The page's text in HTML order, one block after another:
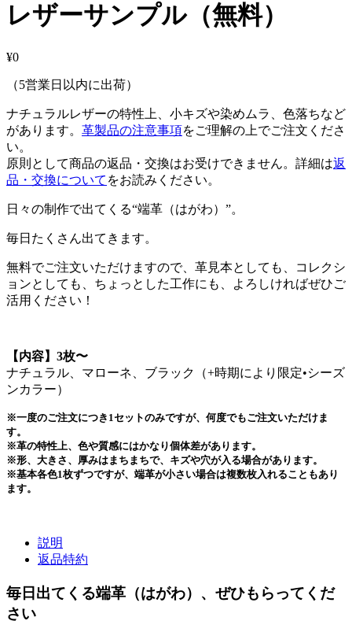
レザーサンプル（無料）
¥0
（5営業日以内に出荷）
ナチュラルレザーの特性上、小キズや染めムラ、色落ちなど
があります。 革製品の注意事項をご理解の上でご注文くださ
い。
原則として商品の返品・交換はお受けできません。詳細は返
品・交換について をお読みください。
日々の制作で出てくる“端革（はがわ）”。
毎日たくさん出てきます。
無料でご注文いただけますので、革見本としても、コレクシ
ョンとしても、ちょっとした工作にも、よろしければぜひご
活用ください！
【内容】3枚〜
ナチュラル、マローネ、ブラック（+時期により限定•シーズ
ンカラー）
※一度のご注文につき1セットのみですが、何度でもご注文いただけま
す。
※革の特性上、色や質感にはかなり個体差があります。
※形、大きさ、厚みはまちまちで、キズや穴が入る場合があります。
※基本各色1枚ずつですが、端革が小さい場合は複数枚入れることもあり
ます。
説明
返品特約
毎日出てくる端革（はがわ）、ぜひもらってくだ
さい